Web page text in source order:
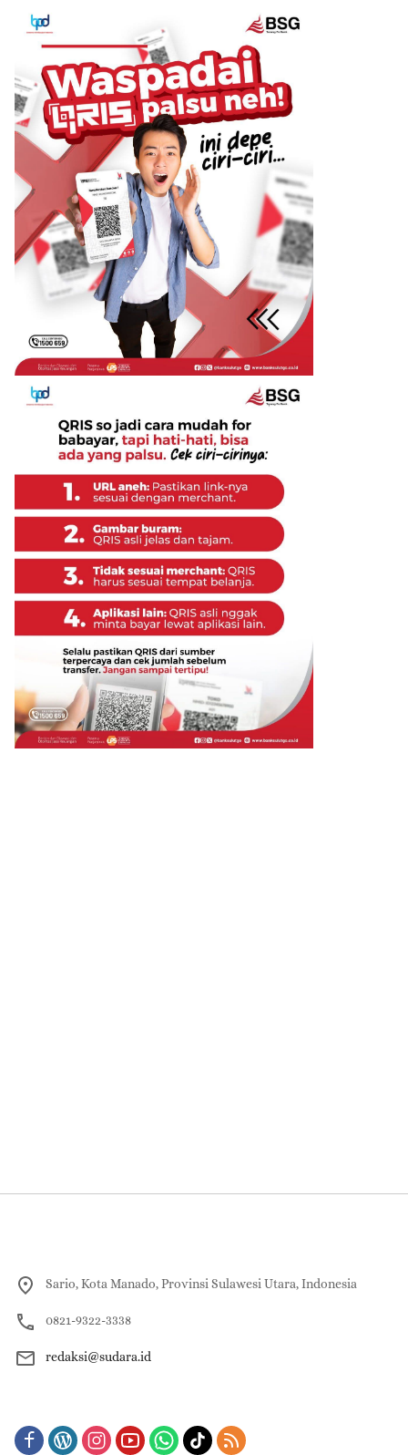
Sario, Kota Manado, Provinsi Sulawesi Utara, Indonesia
0821-9322-3338
redaksi@sudara.id